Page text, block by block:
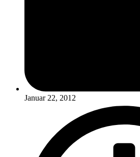
Januar 22, 2012